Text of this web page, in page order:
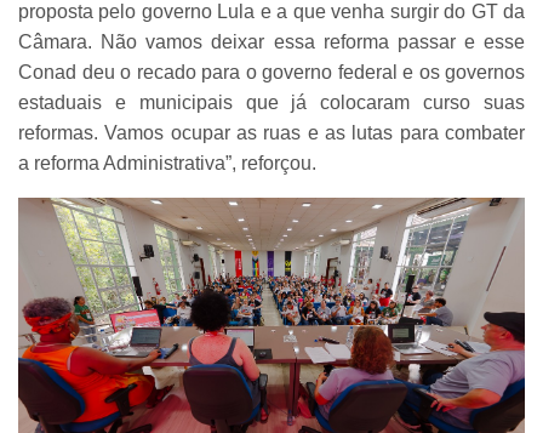
proposta pelo governo Lula e a que venha surgir do GT da
Câmara. Não vamos deixar essa reforma passar e esse
Conad deu o recado para o governo federal e os governos
estaduais e municipais que já colocaram curso suas
reformas. Vamos ocupar as ruas e as lutas para combater
a reforma Administrativa”, reforçou.